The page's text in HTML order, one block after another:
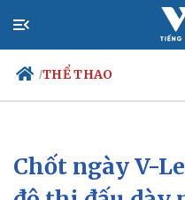
/THỂ THAO
Chính trị
Đảng
Chốt ngày V-